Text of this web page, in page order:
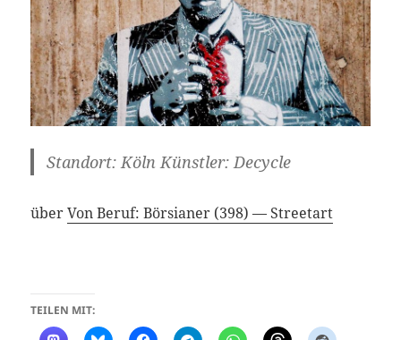
Standort: Köln Künstler: Decycle
überVon Beruf: Börsianer (398) — Streetart
TEILEN MIT: